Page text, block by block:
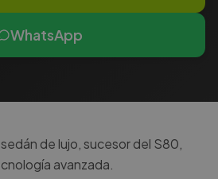
WhatsApp
de lujo, sucesor del S80,
avanzada.